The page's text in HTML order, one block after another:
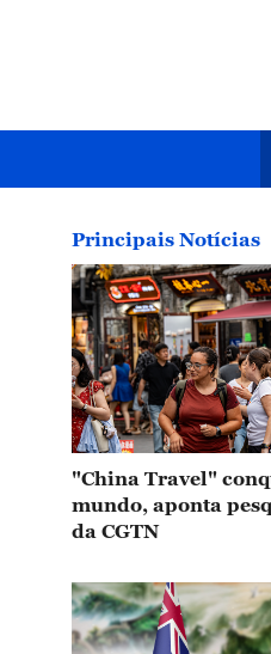
Principais Notícias
"China Travel"
mundo, aponta
da CGTN